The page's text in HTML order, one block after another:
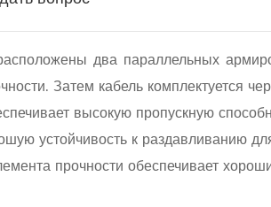
два параллельных
Затем кабель комплектуется
высокую пропускную
устойчивость к раздавливанию
прочности обеспечивает